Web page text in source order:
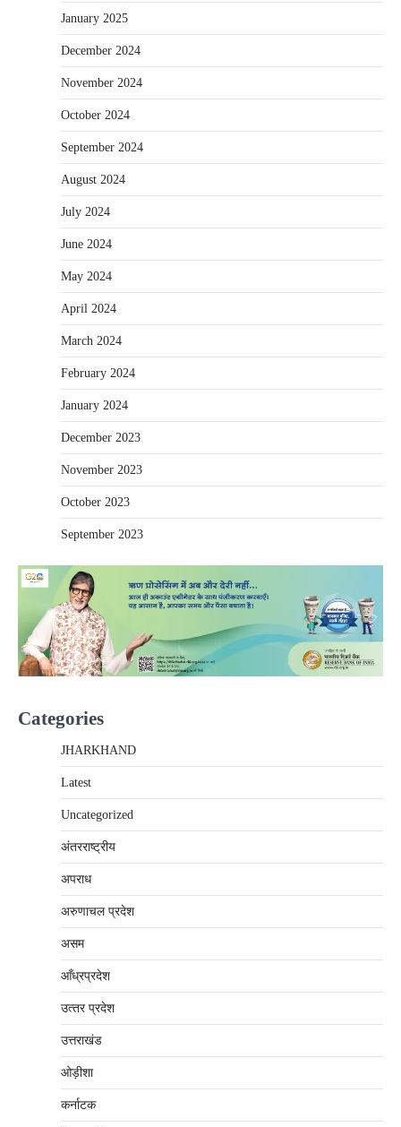
January 2025
December 2024
November 2024
October 2024
September 2024
August 2024
July 2024
June 2024
May 2024
April 2024
March 2024
February 2024
January 2024
December 2023
November 2023
October 2023
September 2023
Categories
JHARKHAND
Latest
Uncategorized
अंतरराष्‍ट्रीय
अपराध
अरुणाचल प्रदेश
असम
आँध्रप्रदेश
उत्‍तर प्रदेश
उत्तराखंड
ओड़ीशा
कर्नाटक